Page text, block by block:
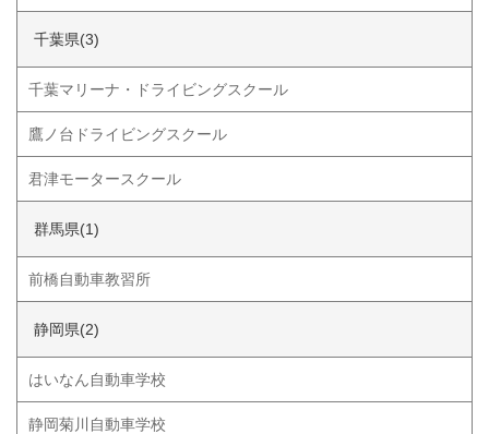
千葉県(3)
千葉マリーナ・ドライビングスクール
鷹ノ台ドライビングスクール
君津モータースクール
群馬県(1)
前橋自動車教習所
静岡県(2)
はいなん自動車学校
静岡菊川自動車学校